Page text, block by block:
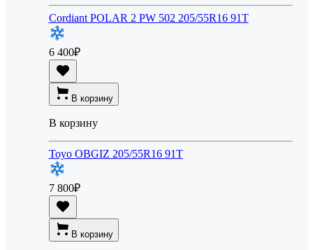
Cordiant POLAR 2 PW 502 205/55R16 91T
6 400₽
В корзину
В корзину
Toyo OBGIZ 205/55R16 91T
7 800₽
В корзину